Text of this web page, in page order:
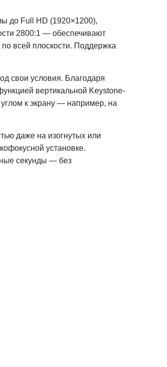
до Full HD (1920×1200),
2800:1 — обеспечивают
всей плоскости. Поддержка
свои условия. Благодаря
вертикальной Keystone-
углом к экрану — например, на
даже на изогнутых или
установке.
секунды — без